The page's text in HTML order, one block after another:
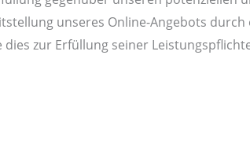
unseres Online-Angebots durch
zur Erfüllung seiner